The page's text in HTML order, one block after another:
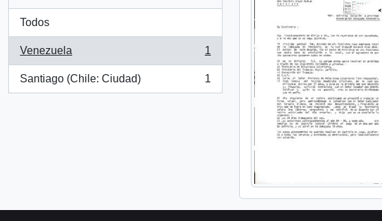
Todos
Venezuela
, 1 resultados
1
Santiago (Chile: Ciudad)
, 1 resultados
1